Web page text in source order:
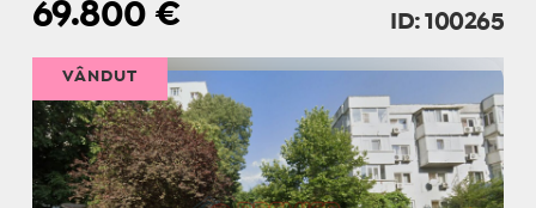
69.800€ ID: 100265
VÂNDUT